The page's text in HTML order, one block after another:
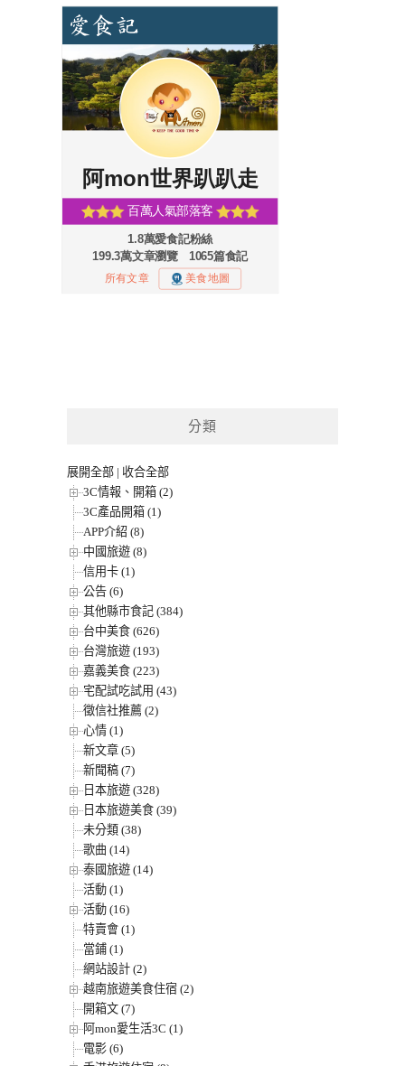
分類
展開全部 | 收合全部
3C情報、開箱 (2)
3C產品開箱 (1)
APP介紹 (8)
中國旅遊 (8)
信用卡 (1)
公告 (6)
其他縣市食記 (384)
台中美食 (626)
台灣旅遊 (193)
嘉義美食 (223)
宅配試吃試用 (43)
徵信社推薦 (2)
心情 (1)
新文章 (5)
新聞稿 (7)
日本旅遊 (328)
日本旅遊美食 (39)
未分類 (38)
歌曲 (14)
泰國旅遊 (14)
活動 (1)
活動 (16)
特賣會 (1)
當鋪 (1)
網站設計 (2)
越南旅遊美食住宿 (2)
開箱文 (7)
阿mon愛生活3C (1)
電影 (6)